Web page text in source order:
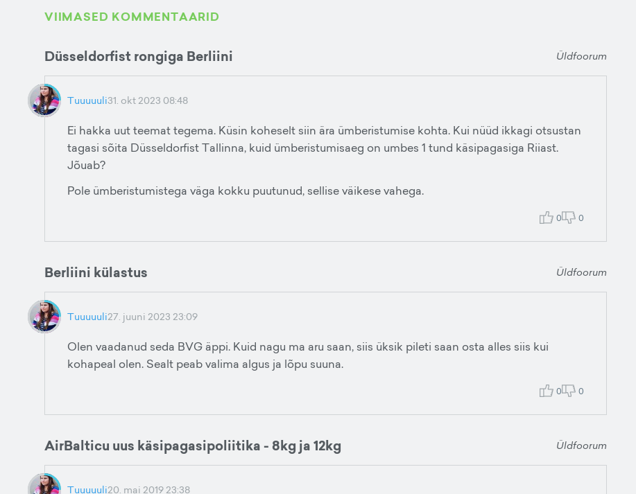
VIIMASED KOMMENTAARID
Düsseldorfist rongiga Berliini Üldfoorum
Tuuuuuli31. okt 2023 08:48
Ei hakka uut teemat tegema. Küsin koheselt siin ära ümberistumise kohta. Kui nüüd ikkagi otsustan
tagasi sõita Düsseldorfist Tallinna, kuid ümberistumisaeg on umbes 1 tund käsipagasiga Riiast.
Jõuab?
Pole ümberistumistega väga kokku puutunud, sellise väikese vahega.
0 0
Berliini külastus Üldfoorum
Tuuuuuli27. juuni 2023 23:09
Olen vaadanud seda BVG äppi. Kuid nagu ma aru saan, siis üksik pileti saan osta alles siis kui
kohapeal olen. Sealt peab valima algus ja lõpu suuna.
0 0
AirBalticu uus käsipagasipoliitika - 8kg ja 12kg Üldfoorum
Tuuuuuli20. mai 2019 23:38